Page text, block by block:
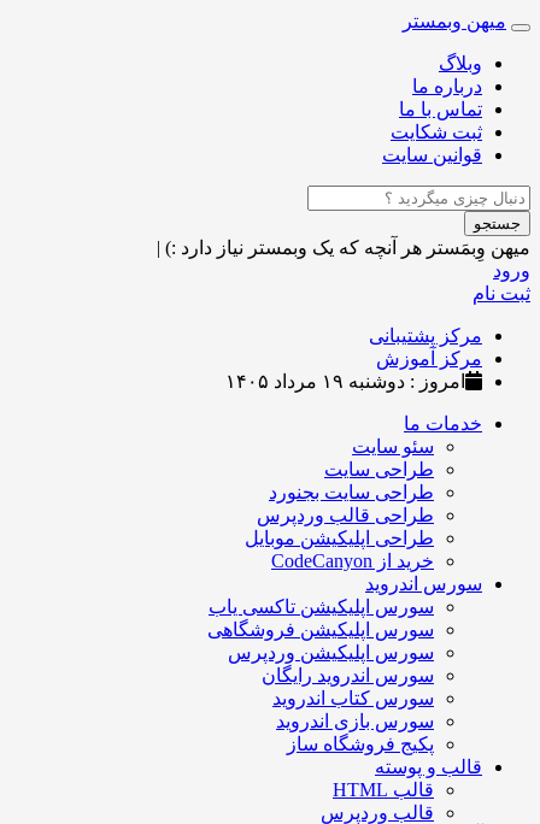
Toggle
navigation
میهن وبمستر
وبلاگ
درباره ما
تماس با ما
ثبت شکایت
قوانین سایت
جستجو
میهن وِبمَستر هر آنچه که یک وبمستر نیاز دارد :) |
ورود
ثبت نام
مرکز پشتیبانی
مرکز آموزش
امروز : دوشنبه ۱۹ مرداد ۱۴۰۵
خدمات ما
سئو سایت
طراحی سایت
طراحی سایت بجنورد
طراحی قالب وردپرس
طراحی اپلیکیشن موبایل
خرید از CodeCanyon
سورس اندروید
سورس اپلیکیشن تاکسی یاب
سورس اپلیکیشن فروشگاهی
سورس اپلیکیشن وردپرس
سورس اندروید رایگان
سورس کتاب اندروید
سورس بازی اندروید
پکیج فروشگاه ساز
قالب و پوسته
قالب HTML
قالب وردپرس